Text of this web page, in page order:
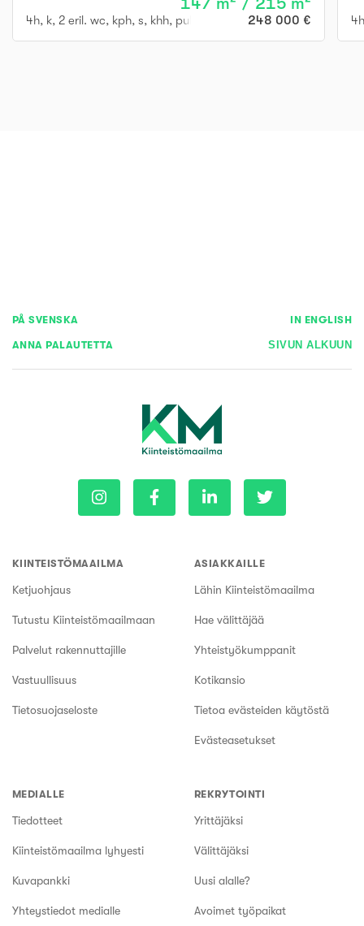
147 m² / 215 m²
4h, k, 2 eril. wc, kph, s, khh, pukuh., oleskeluhuone
248 000 €
PÅ SVENSKA IN ENGLISH
ANNA PALAUTETTA SIVUN ALKUUN
KIINTEISTÖMAAILMA
Ketjuohjaus
Tutustu Kiinteistömaailmaan
Palvelut rakennuttajille
Vastuullisuus
Tietosuojaseloste
ASIAKKAILLE
Lähin Kiinteistömaailma
Hae välittäjää
Yhteistyökumppanit
Kotikansio
Tietoa evästeiden käytöstä
Evästeasetukset
MEDIALLE
Tiedotteet
Kiinteistömaailma lyhyesti
Kuvapankki
Yhteystiedot medialle
REKRYTOINTI
Yrittäjäksi
Välittäjäksi
Uusi alalle?
Avoimet työpaikat